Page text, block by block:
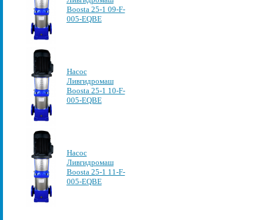
Boosta 25-1 09-F-
005-EQBE
Насос
Ливгидромаш
Boosta 25-1 10-F-
005-EQBE
Насос
Ливгидромаш
Boosta 25-1 11-F-
005-EQBE